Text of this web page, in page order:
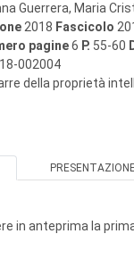
Guerrera, Maria
2018 Fascicolo
pagine6 P. 55-60
002004
della proprietà
in anteprima la